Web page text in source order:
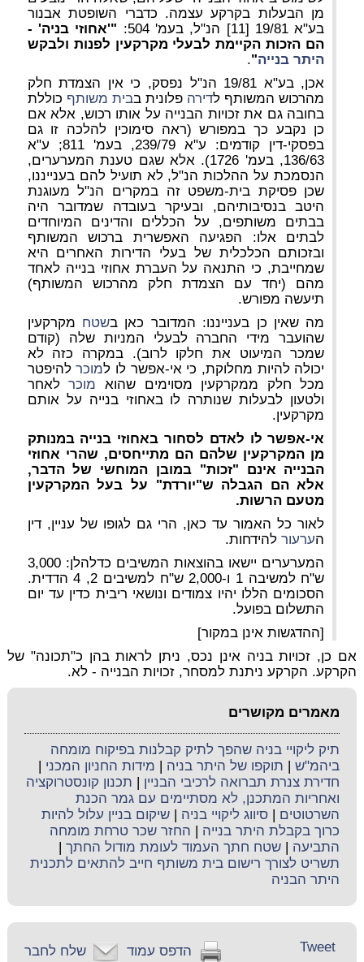
מן הבעלות בקרקע עצמה. כדברי השופטת אבנור
בע"א 19/81 [11] הנ"ל, בעמ' 504:
"'אחוזי בניה' -
הם הזכות הקיימת לבעלי מקרקעין לפנות ולבקש
היתר בנייה"
.
אכן, בע"א 19/81 הנ"ל נפסק, כי אין הצמדת חלק
מהרכוש המשותף לדירה פלונית בבית משותף כוללת
בחובה גם את זכויות הבנייה על אותו רכוש, אלא אם
כן נקבע כך במפורש (ראה סימוכין להלכה זו גם
בפסקי-דין קודמים: ע"א 239/79, בעמ' 811; ע"א
136/63, בעמ' 1726). אלא שגם טענת המערערים,
הנסמכת על ההלכות הנ"ל, לא תועיל להם בענייננו,
שכן פסיקת בית-משפט זה במקרים הנ"ל מעוגנת
היטב בנסיבותיהם, ובעיקר בעובדה שמדובר היה
בבתים משותפים, על הכללים והדינים המיוחדים
לבתים אלו: הפגיעה האפשרית ברכוש המשותף
ובזכותם הכלכלית של בעלי הדירות האחרים היא
שמחייבת, כי התנאה על העברת אחוזי בנייה לאחד
מהם (יחד עם הצמדת חלק מהרכוש המשותף)
תיעשה מפורש.
מה שאין כן בענייננו: המדובר כאן בשטח מקרקעין
שהועבר מידי החברה לבעלי המניות שלה (קודם
שמכר המיעוט את חלקו לרוב). במקרה כזה לא
יכולה להיות מחלוקת, כי אי-אפשר לו למוכרלהיפטר
מכל חלק ממקרקעין מסוימים שהוא מוכרלאחר
ולטעון לבעלות שנותרה לו באחוזי בנייה על אותם
מקרקעין.
אי-אפשר לו לאדם לסחור באחוזי בנייה במנותק
מן המקרקעין שלהם הם מתייחסים, שהרי אחוזי
הבנייה אינם "זכות" במובן המוחשי של הדבר,
אלא הם הגבלה ש"יורדת" על בעל המקרקעין
מטעם הרשות.
לאור כל האמור עד כאן, הרי גם לגופו של עניין, דין
הערעורלהידחות.
המערערים יישאו בהוצאות המשיבים כדלהלן: 3,000
ש"ח למשיבה 1 ו-2,000 ש"ח למשיבים 2, 4 הדדית.
הסכומים הללו יהיו צמודים ונושאי ריבית כדין עד יום
התשלום בפועל.
[ההדגשות אינן במקור]
אם כן, זכויות בניה אינן נכס, ניתן לראות בהן כ"תכונה" של
הקרקע. הקרקע ניתנת למסחר, זכויות הבנייה - לא.
מאמרים מקושרים
תיק ליקויי בניה שהפך לתיק קבלנות בפיקוח מומחה
ביהמ"ש
תוקפו של היתר בניה מידות החניון המכני
חדירת צנרת תברואה לרכיבי הבניין
תכנון קונסטרוקציה
ואחריות המתכנן, לא מסתיימים עם גמר הכנת
השרטוטים |סיווג ליקויי בניה |שיקום בניין עלול להיות
כרוך בקבלת היתר בנייה
החזר שכר טרחת מומחה
התביעה |שטח חתך העמוד לעומת מודול החתך
תשריט לצורך רישום בית משותף חייב להתאים לתכנית
היתר הבניה
שלח לחבר הדפס עמוד Tweet